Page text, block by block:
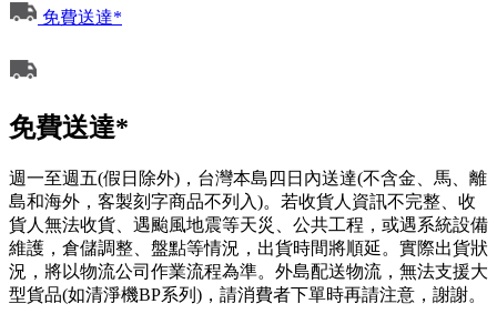
免費送達*
免費送達*
週一至週五(假日除外)，台灣本島四日內送達(不含金、馬、離
島和海外，客製刻字商品不列入)。若收貨人資訊不完整、收
貨人無法收貨、遇颱風地震等天災、公共工程，或遇系統設備
維護，倉儲調整、盤點等情況，出貨時間將順延。實際出貨狀
況，將以物流公司作業流程為準。外島配送物流，無法支援大
型貨品(如清淨機BP系列)，請消費者下單時再請注意，謝謝。